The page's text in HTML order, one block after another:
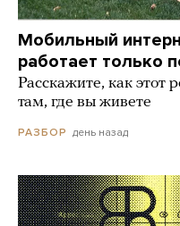
Мобильный
работает только
Расскажите, как этот
там, где вы живете
РАЗБОР день назад